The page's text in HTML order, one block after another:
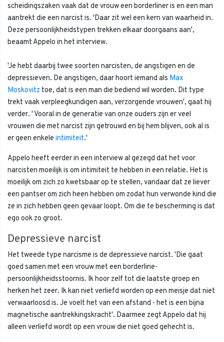
scheidingszaken vaak dat de vrouw een borderliner is en een man
aantrekt die een narcist is. 'Daar zit wel een kern van waarheid in.
Deze persoonlijkheidstypen trekken elkaar doorgaans aan',
beaamt Appelo in het interview.
'Je hebt daarbij twee soorten narcisten, de angstigen en de
depressieven. De angstigen, daar hoort iemand als Max
Moskovitz toe, dat is een man die bediend wil worden. Dit type
trekt vaak verpleegkundigen aan, verzorgende vrouwen', gaat hij
verder. ' Vooral in de generatie van onze ouders zijn er veel
vrouwen die met narcist zijn getrouwd en bij hem blijven, ook al is
er geen enkele intimiteit.'
Appelo heeft eerder in een interview al gezegd dat het voor
narcisten moeilijk is om intimiteit te hebben in een relatie. Het is
moeilijk om zich zo kwetsbaar op te stellen, vandaar dat ze liever
een pantser om zich heen hebben om zodat hun verwonde kind die
ze in zich hebben geen gevaar loopt. Om die te bescherming is dat
ego ook zo groot.
Depressieve narcist
Het tweede type narcisme is de depressieve narcist. 'Die gaat
goed samen met een vrouw met een borderline-
persoonlijkheidsstoornis. Ik hoor zelf tot die laatste groep en
herken het zeer. Ik kan niet verliefd worden op een meisje dat niet
verwaarloosd is. Je voelt het van een afstand - het is een bijna
magnetische aantrekkingskracht'. Daarmee zegt Appelo dat hij
alleen verliefd wordt op een vrouw die niet goed gehecht is.